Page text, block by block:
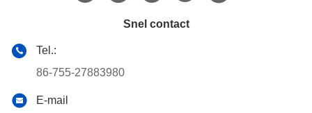
Snel contact
Tel.:
86-755-27883980
E-mail